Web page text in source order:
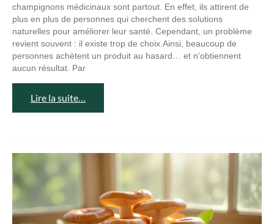
champignons médicinaux sont partout. En effet, ils attirent de
plus en plus de personnes qui cherchent des solutions
naturelles pour améliorer leur santé. Cependant, un problème
revient souvent : il existe trop de choix.Ainsi, beaucoup de
personnes achètent un produit au hasard… et n’obtiennent
aucun résultat. Par
Lire la suite…